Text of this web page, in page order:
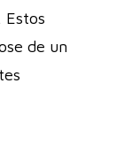
Estos
de un